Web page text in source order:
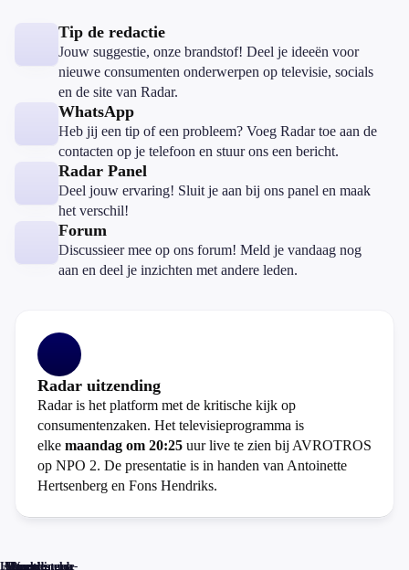
Tip de redactie
Jouw suggestie, onze brandstof! Deel je ideeën voor
nieuwe consumenten onderwerpen op televisie, socials
en de site van Radar.
WhatsApp
Heb jij een tip of een probleem? Voeg Radar toe aan de
contacten op je telefoon en stuur ons een bericht.
Radar Panel
Deel jouw ervaring! Sluit je aan bij ons panel en maak
het verschil!
Forum
Discussieer mee op ons forum! Meld je vandaag nog
aan en deel je inzichten met andere leden.
Radar uitzending
Radar is het platform met de kritische kijk op
consumentenzaken. Het televisieprogramma is
elke maandag om 20:25 uur live te zien bij AVROTROS
op NPO 2. De presentatie is in handen van Antoinette
Hertsenberg en Fons Hendriks.
Home
Actueel
Uitzendingen
Reacties
Programma-
Veelgestelde